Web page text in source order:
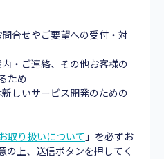
合せやご要望への受付・対
・ご連絡、その他お客様の
ため
しいサービス開発のための
取り扱いについて 」を必ずお
の上、送信ボタンを押してく